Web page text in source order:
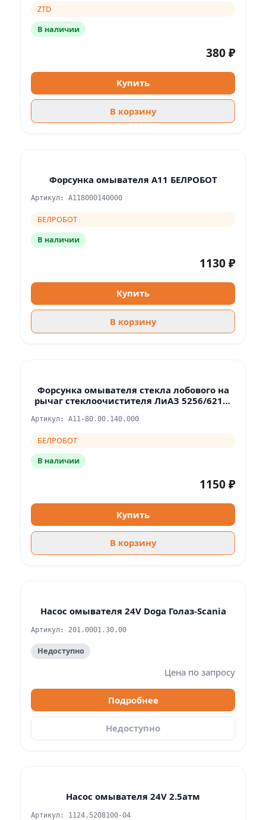
ZTD
В наличии
380 ₽
Купить
В корзину
Форсунка омывателя А11 БЕЛРОБОТ
Артикул: A118000140000
БЕЛРОБОТ
В наличии
1130 ₽
Купить
В корзину
Форсунка омывателя стекла лобового на
рычаг стеклоочистителя ЛиАЗ 5256/6212/
Артикул: А11-80.00.140.000
БЕЛРОБОТ
В наличии
1150 ₽
Купить
В корзину
Насос омывателя 24V Doga Голаз-Scania
Артикул: 201.0001.30.00
Недоступно
Цена по запросу
Подробнее
Недоступно
Насос омывателя 24V 2.5атм
Артикул: 1124.5208100-04